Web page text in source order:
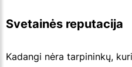
Svetainės reputacija
Kadangi nėra tarpininkų,